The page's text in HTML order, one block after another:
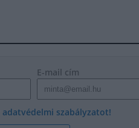
E-mail cím
adatvédelmi szabályzatot!